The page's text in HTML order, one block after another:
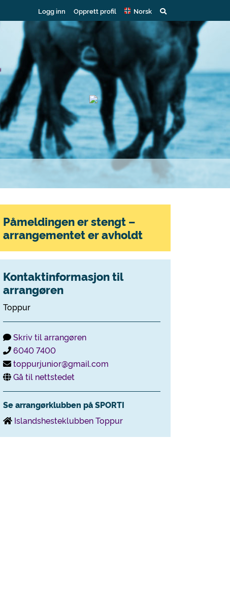
Logg inn Opprett profil Norsk
Påmeldingen er stengt –
arrangementet er avholdt
Kontaktinformasjon til
arrangøren
Toppur
Skriv til arrangøren
6040 7400
toppurjunior@gmail.com
Gå til nettstedet
Se arrangørklubben på SPORTI
Islandshesteklubben Toppur